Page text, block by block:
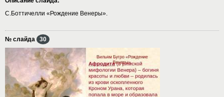
С.Боттичелли «Рождение Венеры».
№ слайда 30